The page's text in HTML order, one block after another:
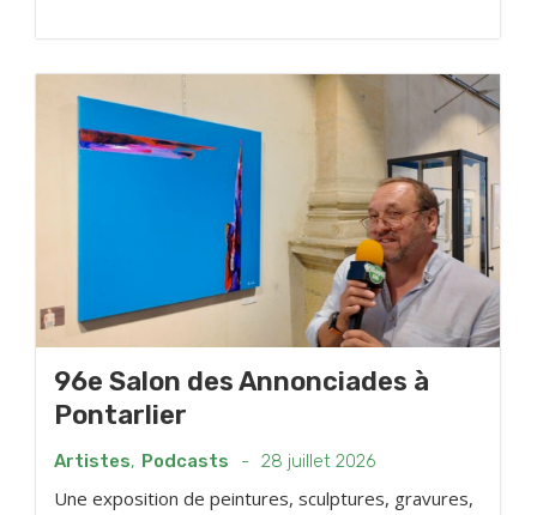
96e Salon des Annonciades à
Pontarlier
Artistes, Podcasts - 28 juillet 2026
Une exposition de peintures, sculptures, gravures,